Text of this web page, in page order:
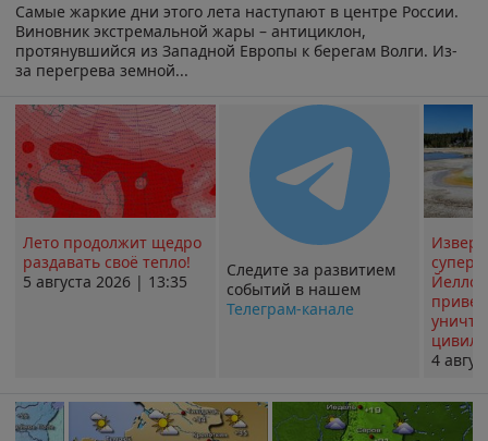
Самые жаркие дни этого лета наступают в центре России.
Виновник экстремальной жары – антициклон,
протянувшийся из Западной Европы к берегам Волги. Из-
за перегрева земной...
Лето продолжит щедро
раздавать своё тепло!
5 августа 2026 | 13:35
Следите за развитием
событий в нашем
Телеграм-канале
4